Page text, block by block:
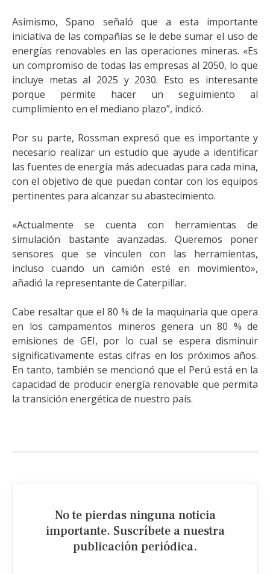
Asimismo, Spano señaló que a esta importante
iniciativa de las compañías se le debe sumar el uso de
energías renovables en las operaciones mineras. «Es
un compromiso de todas las empresas al 2050, lo que
incluye metas al 2025 y 2030. Esto es interesante
porque permite hacer un seguimiento al
cumplimiento en el mediano plazo”, indicó.
Por su parte, Rossman expresó que es importante y
necesario realizar un estudio que ayude a identificar
las fuentes de energía más adecuadas para cada mina,
con el objetivo de que puedan contar con los equipos
pertinentes para alcanzar su abastecimiento.
«Actualmente se cuenta con herramientas de
simulación bastante avanzadas. Queremos poner
sensores que se vinculen con las herramientas,
incluso cuando un camión esté en movimiento»,
añadió la representante de Caterpillar.
Cabe resaltar que el 80 % de la maquinaria que opera
en los campamentos mineros genera un 80 % de
emisiones de GEI, por lo cual se espera disminuir
significativamente estas cifras en los próximos años.
En tanto, también se mencionó que el Perú está en la
capacidad de producir energía renovable que permita
la transición energética de nuestro país.
No te pierdas ninguna noticia
importante. Suscríbete a nuestra
publicación periódica.​